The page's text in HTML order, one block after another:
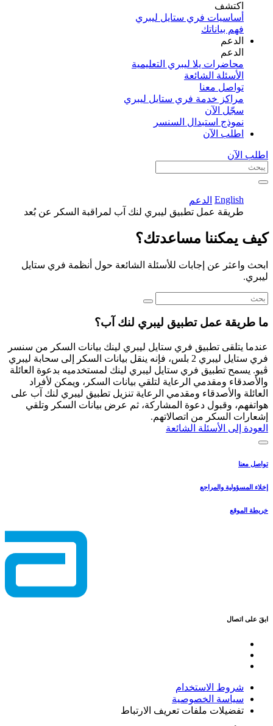
اكتشف​
أساسيات فري ستايل ليبري
فهم بياناتك
الدعم
الدعم
محاضرات يلا ليبري التعليمية
الأسئلة الشائعة
تواصل معنا
مراكز خدمة فري ستايل ليبري
سجّل الآن​
نموذج استبدال السنسر
اطلب الآن
اطلب الآن
English الدعم
طريقة عمل تطبيق ليبري لنك آب لمراقبة السكر عن بُعد
كيف يمكننا مساعدتك؟
ابحث واعثر عن إجابات للأسئلة الشائعة حول أنظمة فري ستايل
ليبري.
ما طريقة عمل تطبيق ليبري لنك آب؟
عندما يتلقى تطبيق فري ستايل ليبري لينك بيانات السكر من سنسر
فري ستايل ليبري 2 بلس، فإنه ينقل بيانات السكر إلى سحابة ليبري
ڤيو. يسمح تطبيق فري ستايل ليبري لينك لمستخدميه بدعوة العائلة
والأصدقاء ومقدمي الرعاية لتلقي بيانات السكر، ويمكن لأفراد
العائلة والأصدقاء ومقدمي الرعاية تنزيل تطبيق ليبري لنك آب على
هواتفهم، وقبول دعوة المشاركة، ثم عرض بيانات السكر وتلقي
إشعارات السكر من اتصالاتهم.
العودة إلى الأسئلة الشائعة
تواصل معنا
إخلاء المسؤولية والمراجع
خريطة الموقع
ابقَ على اتصال
شروط الاستخدام
سياسة الخصوصية
تفضيلات ملفات تعريف الارتباط